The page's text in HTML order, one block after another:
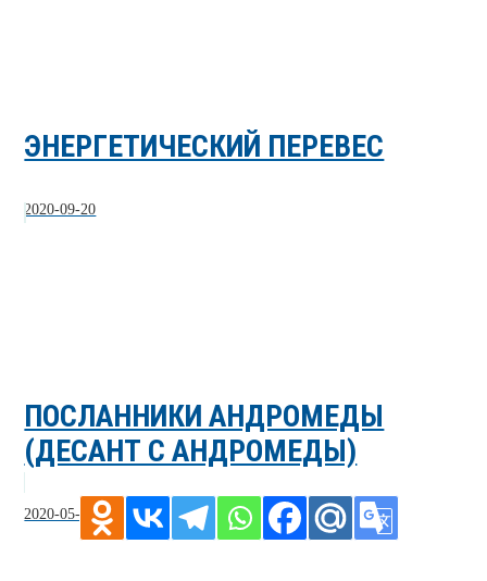
ЭНЕРГЕТИЧЕСКИЙ ПЕРЕВЕС
2020-09-20
ПОСЛАННИКИ АНДРОМЕДЫ
(ДЕСАНТ С АНДРОМЕДЫ)
2020-05-23